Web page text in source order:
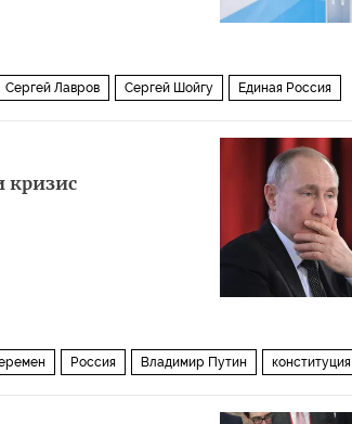
Сергей Лавров Сергей Шойгу Единая Россия
кризис
Россия Владимир Путин конституция